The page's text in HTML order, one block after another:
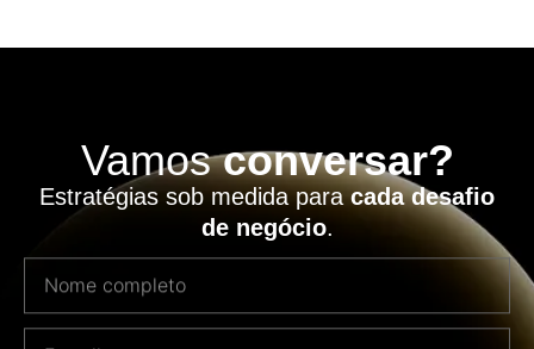
Vamosconversar?
Estratégias sob medida paracada desafio
de negócio.